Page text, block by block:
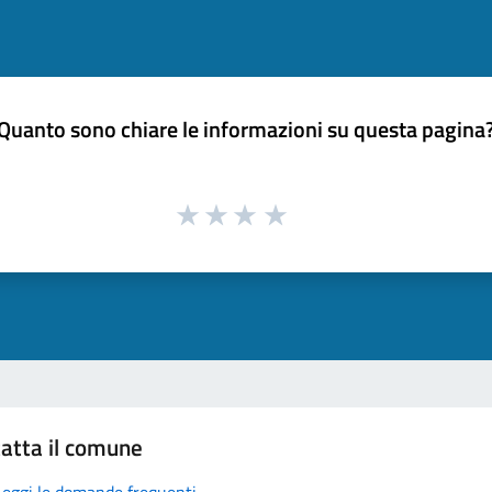
sono chiare le informazioni su questa
il comune